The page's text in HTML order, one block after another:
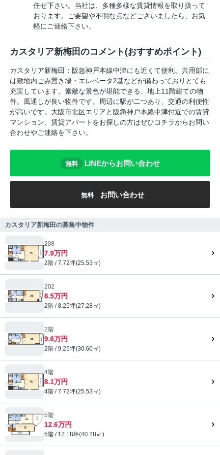
任せ下さい。当社は、多種多様な賃貸情報を取り扱って
おります。ご要望や不明な点などございましたら、お気
軽にご連絡下さい。
カスタリア新梅田のコメント(おすすめポイント)
カスタリア新梅田：阪急神戸本線中津にも近くて便利。共用部に
は敷地内ごみ置き場・エレベータ2基などが備わっておりとても
充実しています。素敵な景色が堪能できる、地上11階建ての物
件。風通しが良い物件です。周辺に駅が二つあり、交通の利便性
が高いです。大阪市北区エリアと阪急神戸本線中津付近での賃貸
マンション、賃貸アパートをお探しの方はぜひコチラからお問い
合わせやご連絡を下さい。
無料 LINEからお問い合わせ
無料 お問い合わせ
カスタリア新梅田の募集中物件
208
7.9万円
2階 / 7.72坪(25.53㎡)
202
8.5万円
2階 / 8.25坪(27.28㎡)
2階
9.6万円
2階 / 9.25坪(30.60㎡)
4階
8.1万円
4階 / 7.72坪(25.53㎡)
5階
12.6万円
5階 / 12.18坪(40.28㎡)